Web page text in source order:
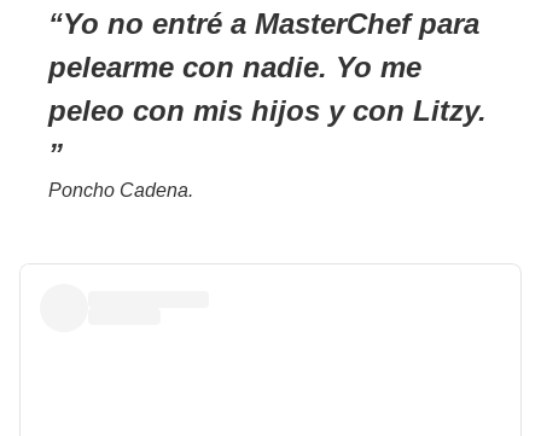
Yo no entré a MasterChef para
pelearme con nadie. Yo me
peleo con mis hijos y con Litzy.
Poncho Cadena.